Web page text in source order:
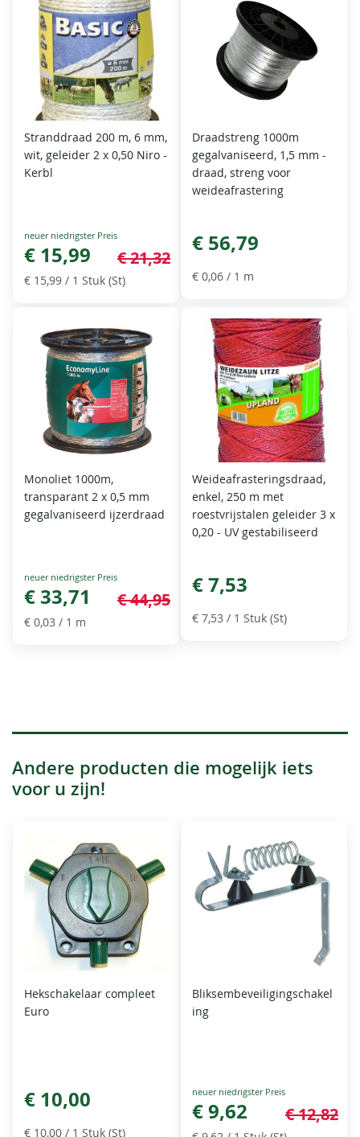
Stranddraad 200 m, 6 mm,
wit, geleider 2 x 0,50 Niro -
Kerbl
Special
Price
€ 15,99 € 21,32
€ 15,99 / 1 Stuk (St)
Draadstreng 1000m
gegalvaniseerd, 1,5 mm -
draad, streng voor
weideafrastering
€ 56,79
€ 0,06 / 1 m
Monoliet 1000m,
transparant 2 x 0,5 mm
gegalvaniseerd ijzerdraad
Special
Price
€ 33,71 € 44,95
€ 0,03 / 1 m
Weideafrasteringsdraad,
enkel, 250 m met
roestvrijstalen geleider 3 x
0,20 - UV gestabiliseerd
€ 7,53
€ 7,53 / 1 Stuk (St)
Andere producten die mogelijk iets
voor u zijn!
Hekschakelaar compleet
Euro
€ 10,00
€ 10,00 / 1 Stuk (St)
Bliksembeveiligingschakel
ing
Special
Price
€ 9,62 € 12,82